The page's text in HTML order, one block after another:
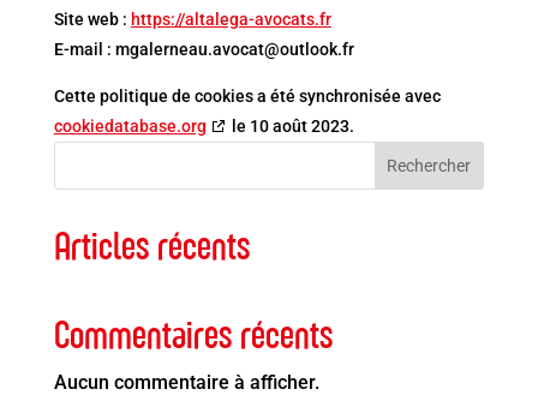
Site web : https://altalega-avocats.fr
E-mail : mgalerneau.avocat@outlook.fr
Cette politique de cookies a été synchronisée avec
cookiedatabase.org
le 10 août 2023.
Rechercher
Articles récents
Commentaires récents
Aucun commentaire à afficher.